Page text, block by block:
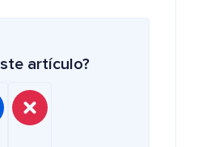
artículo?